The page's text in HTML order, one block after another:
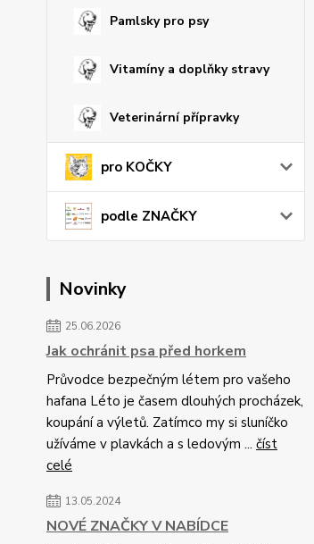
Pamlsky pro psy
Vitamíny a doplňky stravy
Veterinární přípravky
pro KOČKY
podle ZNAČKY
Novinky
25.06.2026
Jak ochránit psa před horkem
Průvodce bezpečným létem pro vašeho
hafana Léto je časem dlouhých procházek,
koupání a výletů. Zatímco my si sluníčko
užíváme v plavkách a s ledovým ... číst
celé
13.05.2024
NOVÉ ZNAČKY V NABÍDCE